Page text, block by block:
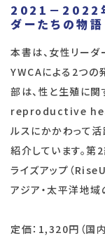
2021－2022
ダーたちの物語
本書は、女性リー
YWCAによる2つの
部は、性と生殖に
reproductive
ルスにかかわって
紹介しています。第
ライズアップ（
アジア・太平洋地域
定価：1,320円（国